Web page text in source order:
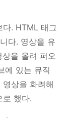
다. HTML 태그
다. 영상을 유
을 올려 퍼오
에 있는 뮤직
상을 화려해
로 했다.